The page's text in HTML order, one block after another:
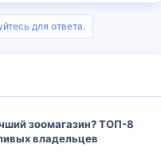
для ответа.
зоомагазин? ТОП-8
владельцев